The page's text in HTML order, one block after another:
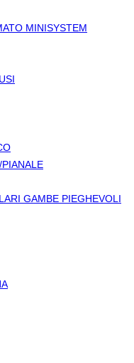
MINISYSTEM
GAMBE PIEGHEVOLI